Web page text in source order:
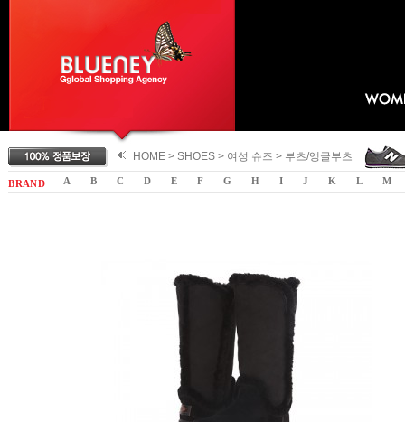
HOME > SHOES> 여성 슈즈 > 부츠/앵글부츠
B R A N D A B C D E F G H I J K L M